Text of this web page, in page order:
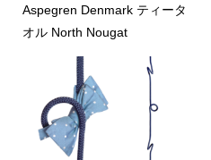
Aspegren Denmark ティータ
オル North Nougat